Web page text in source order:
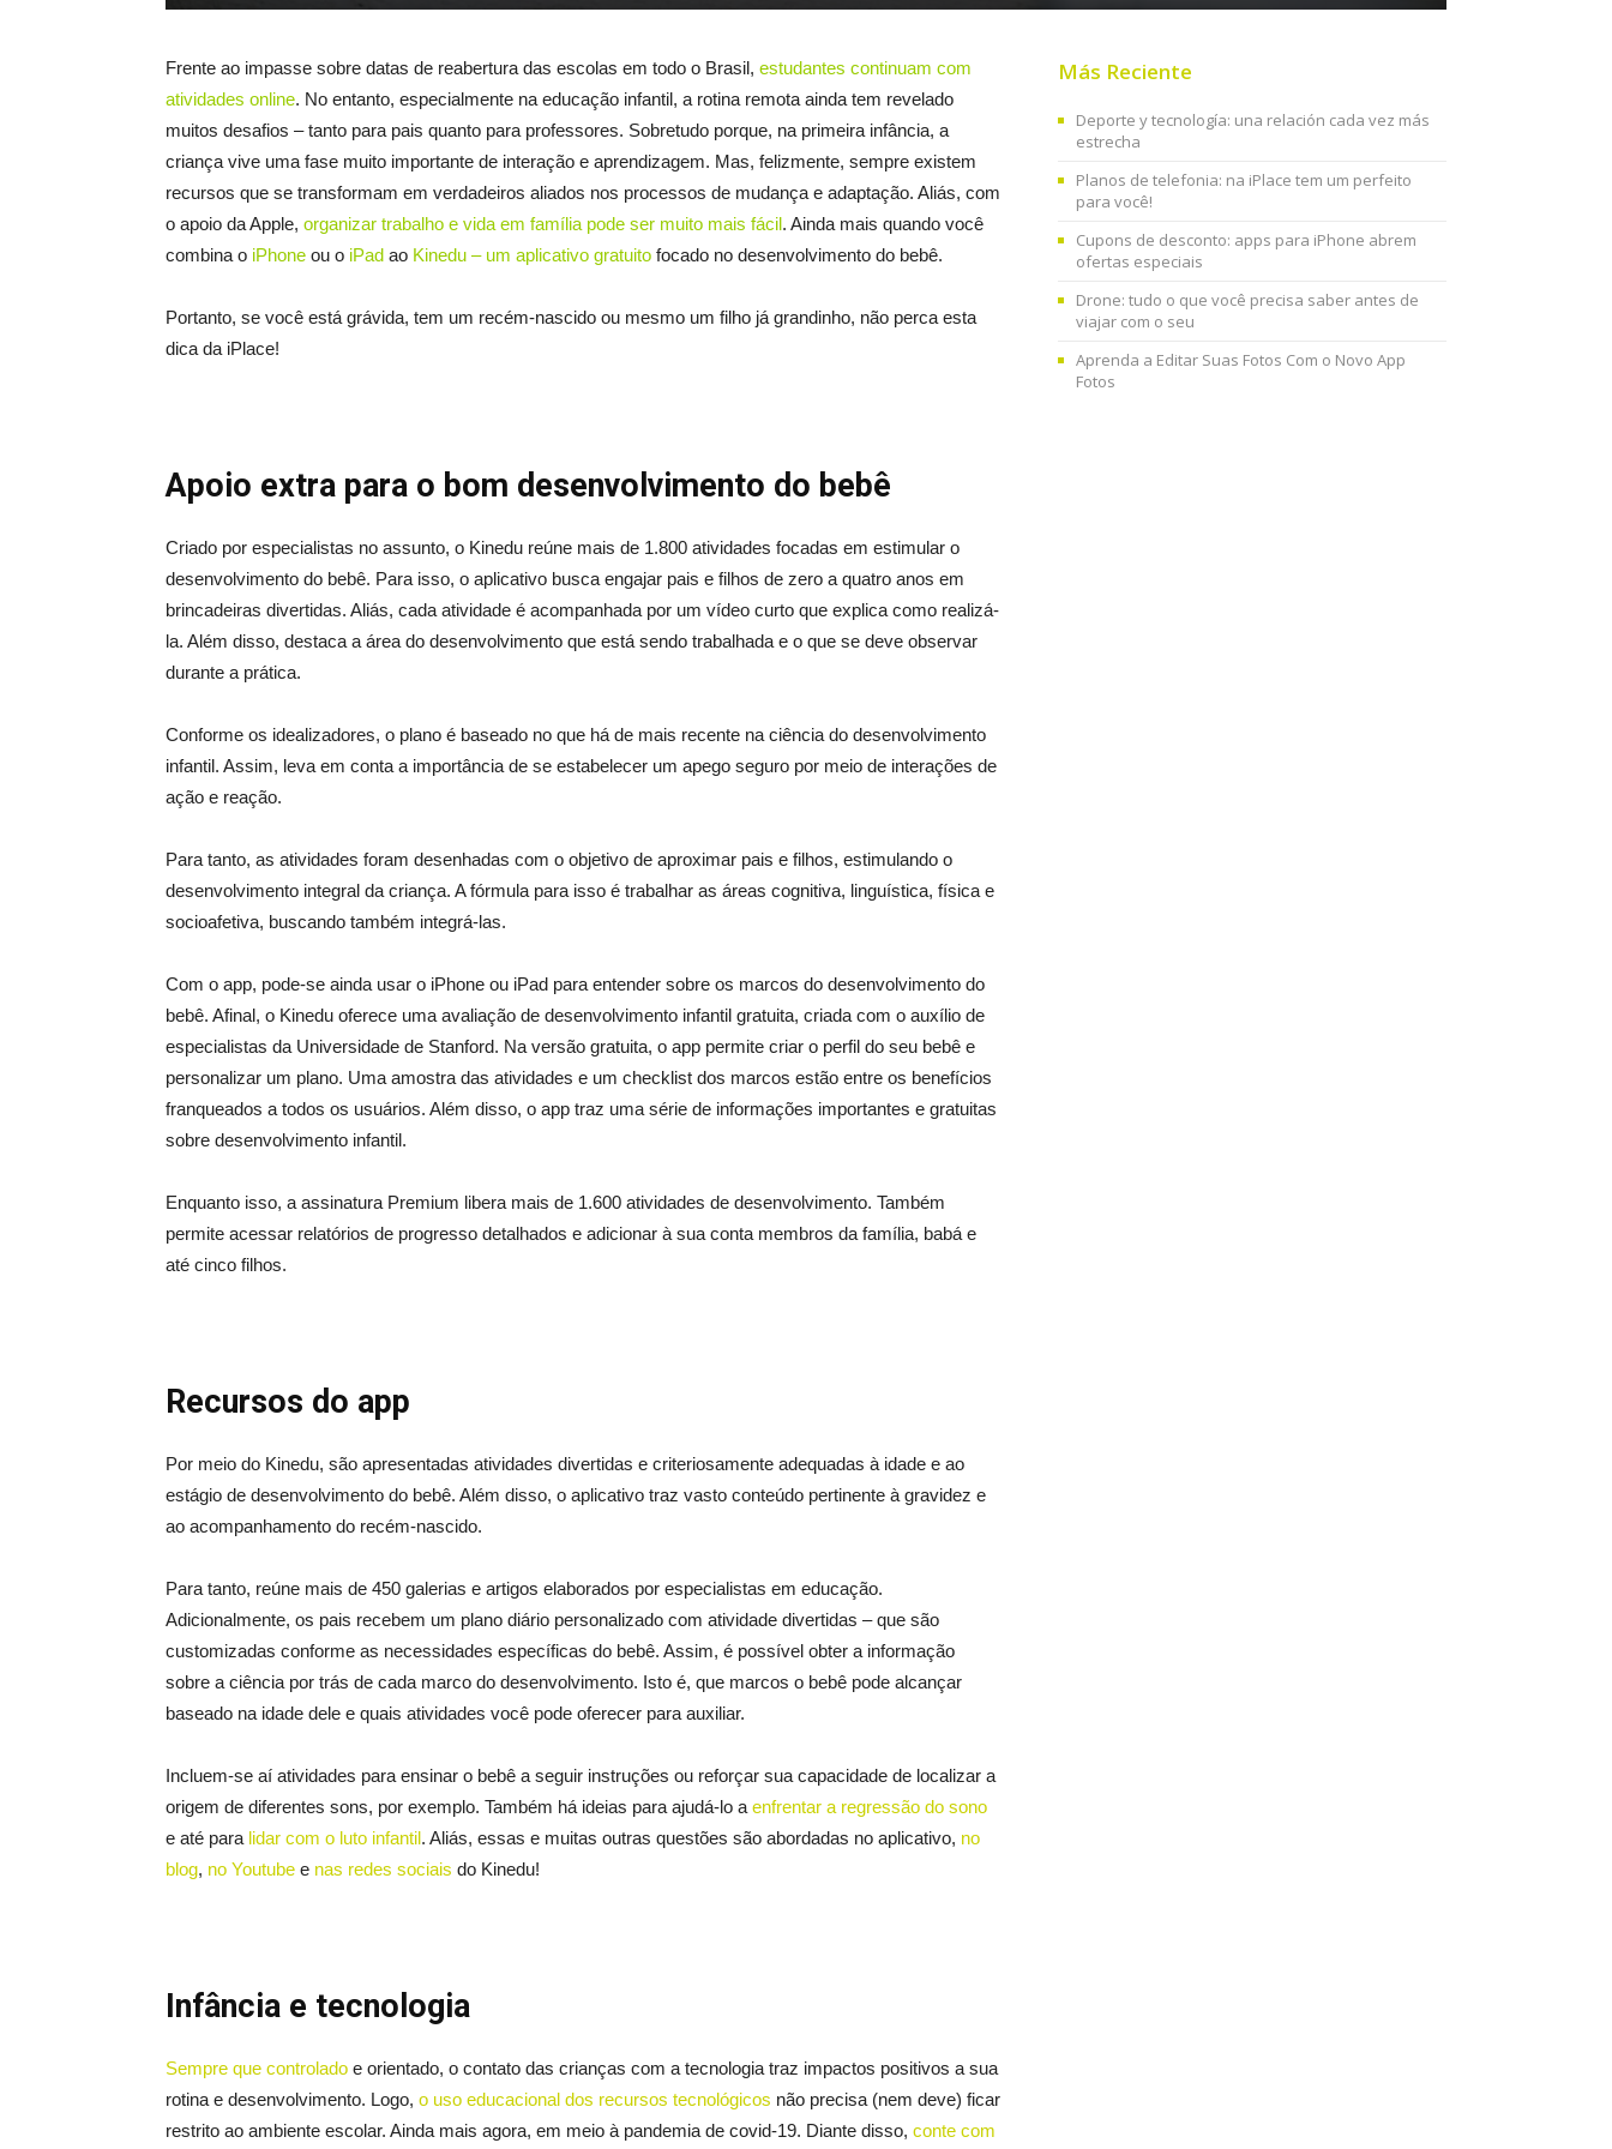
Frente ao impasse sobre datas de reabertura das escolas em todo o Brasil, estudantes continuam com
atividades online. No entanto, especialmente na educação infantil, a rotina remota ainda tem revelado
muitos desafios – tanto para pais quanto para professores. Sobretudo porque, na primeira infância, a
criança vive uma fase muito importante de interação e aprendizagem. Mas, felizmente, sempre existem
recursos que se transformam em verdadeiros aliados nos processos de mudança e adaptação. Aliás, com
o apoio da Apple, organizar trabalho e vida em família pode ser muito mais fácil. Ainda mais quando você
combina o iPhone ou o iPad ao Kinedu – um aplicativo gratuito focado no desenvolvimento do bebê.
Portanto, se você está grávida, tem um recém-nascido ou mesmo um filho já grandinho, não perca esta
dica da iPlace!
Apoio extra para o bom desenvolvimento do bebê
Criado por especialistas no assunto, o Kinedu reúne mais de 1.800 atividades focadas em estimular o
desenvolvimento do bebê. Para isso, o aplicativo busca engajar pais e filhos de zero a quatro anos em
brincadeiras divertidas. Aliás, cada atividade é acompanhada por um vídeo curto que explica como realizá-
la. Além disso, destaca a área do desenvolvimento que está sendo trabalhada e o que se deve observar
durante a prática.
Conforme os idealizadores, o plano é baseado no que há de mais recente na ciência do desenvolvimento
infantil. Assim, leva em conta a importância de se estabelecer um apego seguro por meio de interações de
ação e reação.
Para tanto, as atividades foram desenhadas com o objetivo de aproximar pais e filhos, estimulando o
desenvolvimento integral da criança. A fórmula para isso é trabalhar as áreas cognitiva, linguística, física e
socioafetiva, buscando também integrá-las.
Com o app, pode-se ainda usar o iPhone ou iPad para entender sobre os marcos do desenvolvimento do
bebê. Afinal, o Kinedu oferece uma avaliação de desenvolvimento infantil gratuita, criada com o auxílio de
especialistas da Universidade de Stanford. Na versão gratuita, o app permite criar o perfil do seu bebê e
personalizar um plano. Uma amostra das atividades e um checklist dos marcos estão entre os benefícios
franqueados a todos os usuários. Além disso, o app traz uma série de informações importantes e gratuitas
sobre desenvolvimento infantil.
Enquanto isso, a assinatura Premium libera mais de 1.600 atividades de desenvolvimento. Também
permite acessar relatórios de progresso detalhados e adicionar à sua conta membros da família, babá e
até cinco filhos.
Recursos do app
Por meio do Kinedu, são apresentadas atividades divertidas e criteriosamente adequadas à idade e ao
estágio de desenvolvimento do bebê. Além disso, o aplicativo traz vasto conteúdo pertinente à gravidez e
ao acompanhamento do recém-nascido.
Para tanto, reúne mais de 450 galerias e artigos elaborados por especialistas em educação.
Adicionalmente, os pais recebem um plano diário personalizado com atividade divertidas – que são
customizadas conforme as necessidades específicas do bebê. Assim, é possível obter a informação
sobre a ciência por trás de cada marco do desenvolvimento. Isto é, que marcos o bebê pode alcançar
baseado na idade dele e quais atividades você pode oferecer para auxiliar.
Incluem-se aí atividades para ensinar o bebê a seguir instruções ou reforçar sua capacidade de localizar a
origem de diferentes sons, por exemplo. Também há ideias para ajudá-lo a enfrentar a regressão do sono
e até para lidar com o luto infantil. Aliás, essas e muitas outras questões são abordadas no aplicativo, no
blog, no Youtube e nas redes sociais do Kinedu!
Infância e tecnologia
Sempre que controlado e orientado, o contato das crianças com a tecnologia traz impactos positivos a sua
rotina e desenvolvimento. Logo, o uso educacional dos recursos tecnológicos não precisa (nem deve) ficar
restrito ao ambiente escolar. Ainda mais agora, em meio à pandemia de covid-19. Diante disso, conte com
Más Reciente
Deporte y tecnología: una relación cada vez más
estrecha
Planos de telefonia: na iPlace tem um perfeito
para você!
Cupons de desconto: apps para iPhone abrem
ofertas especiais
Drone: tudo o que você precisa saber antes de
viajar com o seu
Aprenda a Editar Suas Fotos Com o Novo App
Fotos